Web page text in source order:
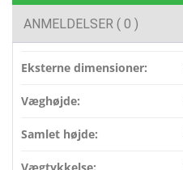
ANMELDELSER ( 0 )
Eksterne dimensioner:
Væghøjde:
Samlet højde:
Vægtykkelse: